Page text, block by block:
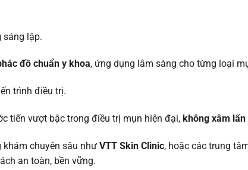
sáng lập.
đồ chuẩn y khoa, ứng dụng lâm sàng cho từng loại
trình điều trị.
tiến vượt bậc trong điều trị mụn hiện đại, không xâm
khám chuyên sâu như VTT Skin Clinic, hoặc các trung
an toàn, bền vững.